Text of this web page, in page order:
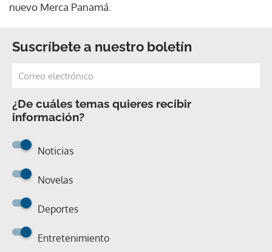
nuevo Merca Panamá.
Suscríbete a nuestro boletín
¿De cuáles temas quieres recibir
información?
Noticias
Novelas
Deportes
Entretenimiento